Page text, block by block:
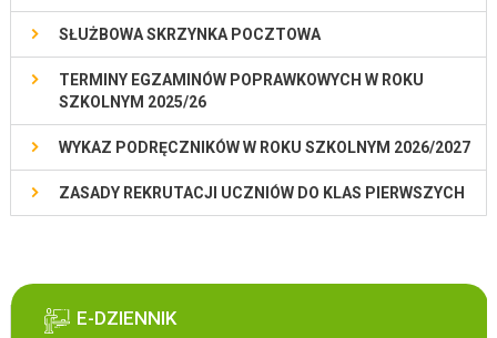
SŁUŻBOWA SKRZYNKA POCZTOWA
TERMINY EGZAMINÓW POPRAWKOWYCH W ROKU
SZKOLNYM 2025/26
WYKAZ PODRĘCZNIKÓW W ROKU SZKOLNYM 2026/2027
ZASADY REKRUTACJI UCZNIÓW DO KLAS PIERWSZYCH
E-DZIENNIK